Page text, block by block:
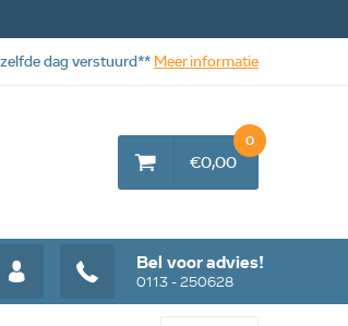
Bel voor advies!
0113 - 250628
€0,00
0
dag verstuurd** Meer informatie